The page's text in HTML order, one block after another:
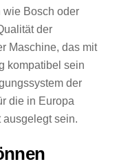
wie Bosch oder
der
Maschine, das mit
kompatibel sein
der
die in Europa
sein.